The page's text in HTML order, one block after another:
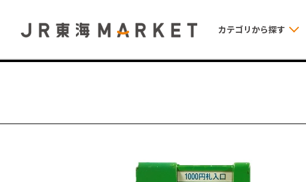
カテゴリから探す